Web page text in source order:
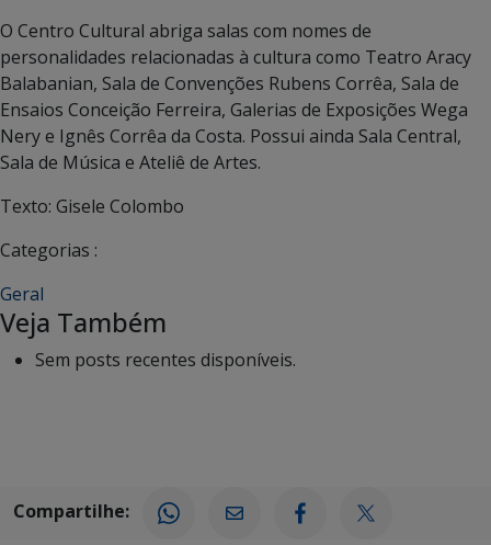
O Centro Cultural abriga salas com nomes de
personalidades relacionadas à cultura como Teatro Aracy
Balabanian, Sala de Convenções Rubens Corrêa, Sala de
Ensaios Conceição Ferreira, Galerias de Exposições Wega
Nery e Ignês Corrêa da Costa. Possui ainda Sala Central,
Sala de Música e Ateliê de Artes.
Texto: Gisele Colombo
Categorias :
Geral
Veja Também
Sem posts recentes disponíveis.
Compartilhe: